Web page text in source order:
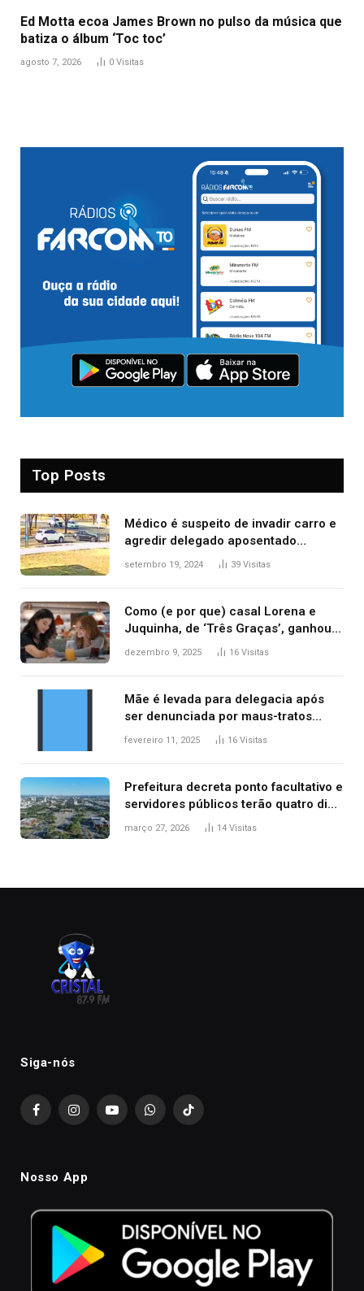
Ed Motta ecoa James Brown no pulso da música que
batiza o álbum ‘Toc toc’
agosto 7, 2026 0 Visitas
Top Posts
Médico é suspeito de invadir carro e
agredir delegado aposentado
durante confusão no trânsito
setembro 19, 2024 39 Visitas
Como (e por que) casal Lorena e
Juquinha, de ‘Três Graças’, ganhou
repercussão internacional
dezembro 9, 2025 16 Visitas
Mãe é levada para delegacia após
ser denunciada por maus-tratos
contra dois filhos, diz polícia
fevereiro 11, 2025 16 Visitas
Prefeitura decreta ponto facultativo e
servidores públicos terão quatro dias
de folga na Semana Santa
março 27, 2026 14 Visitas
Siga-nós
FacebookInstagramYouTubeWhatsAppTikTok
Nosso App